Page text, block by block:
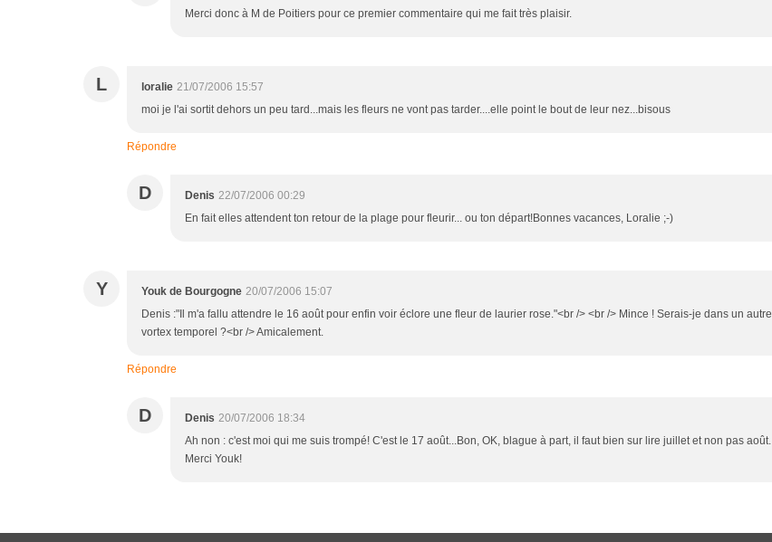
Merci donc à M de Poitiers pour ce premier commentaire qui me fait très plaisir.
L loralie 21/07/2006 15:57
moi je l'ai sortit dehors un peu tard...mais les fleurs ne vont pas tarder....elle point le bout de leur nez...bisous
Répondre
D Denis 22/07/2006 00:29
En fait elles attendent ton retour de la plage pour fleurir... ou ton départ!Bonnes vacances, Loralie ;-)
Y Youk de Bourgogne 20/07/2006 15:07
Denis :"Il m'a fallu attendre le 16 août pour enfin voir éclore une fleur de laurier rose."<br /> <br /> Mince ! Serais-je dans un autre
vortex temporel ?<br /> Amicalement.
Répondre
D Denis 20/07/2006 18:34
Ah non : c'est moi qui me suis trompé! C'est le 17 août...Bon, OK, blague à part, il faut bien sur lire juillet et non pas août.
Merci Youk!